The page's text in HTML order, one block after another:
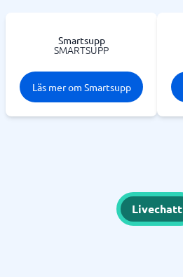
Smartsupp
SMARTSUPP
Läs mer om Smartsupp
Livechatt